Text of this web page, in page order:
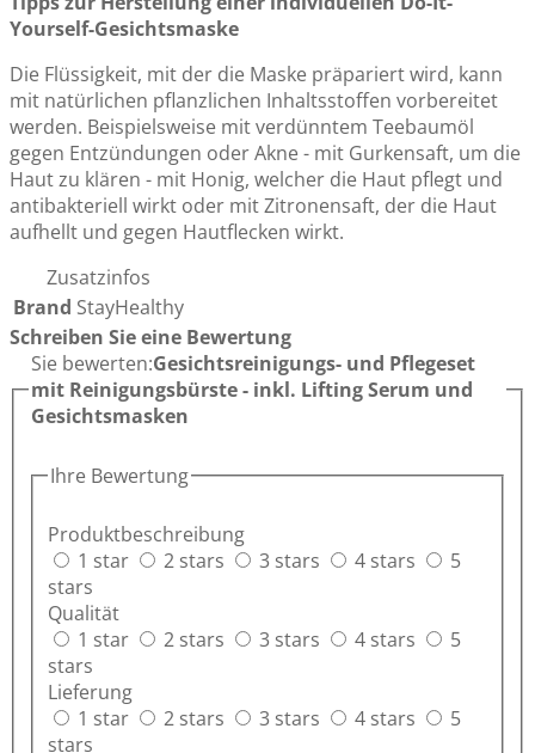
Yourself-Gesichtsmaske
Die Flüssigkeit, mit der die Maske präpariert wird, kann
mit natürlichen pflanzlichen Inhaltsstoffen vorbereitet
werden. Beispielsweise mit verdünntem Teebaumöl
gegen Entzündungen oder Akne - mit Gurkensaft, um die
Haut zu klären - mit Honig, welcher die Haut pflegt und
antibakteriell wirkt oder mit Zitronensaft, der die Haut
aufhellt und gegen Hautflecken wirkt.
Zusatzinfos
Brand StayHealthy
Schreiben Sie eine Bewertung
Sie bewerten:Gesichtsreinigungs- und Pflegeset
mit Reinigungsbürste - inkl. Lifting Serum und
Gesichtsmasken
Ihre Bewertung
Produktbeschreibung
1 star
2 stars 3 stars 4 stars
5
stars
Qualität
1 star
2 stars 3 stars 4 stars
5
stars
Lieferung
1 star
2 stars 3 stars 4 stars
5
stars